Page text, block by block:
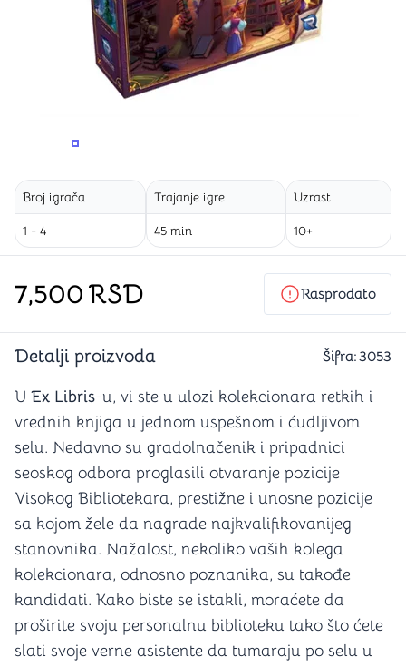
PROMENITE UGAO GLEDANJA
Broj igrača
1 - 4
Trajanje igre
45 min
Uzrast
10+
7,500RSD Rasprodato
Detalji proizvoda Šifra:3053
U Ex Libris-u, vi ste u ulozi kolekcionara retkih i
vrednih knjiga u jednom uspešnom i ćudljivom
selu. Nedavno su gradolnačenik i pripadnici
seoskog odbora proglasili otvaranje pozicije
Visokog Bibliotekara, prestižne i unosne pozicije
sa kojom žele da nagrade najkvalifikovanijeg
stanovnika. Nažalost, nekoliko vaših kolega
kolekcionara, odnosno poznanika, su takođe
kandidati. Kako biste se istakli, moraćete da
proširite svoju personalnu biblioteku tako što ćete
slati svoje verne asistente da tumaraju po selu u